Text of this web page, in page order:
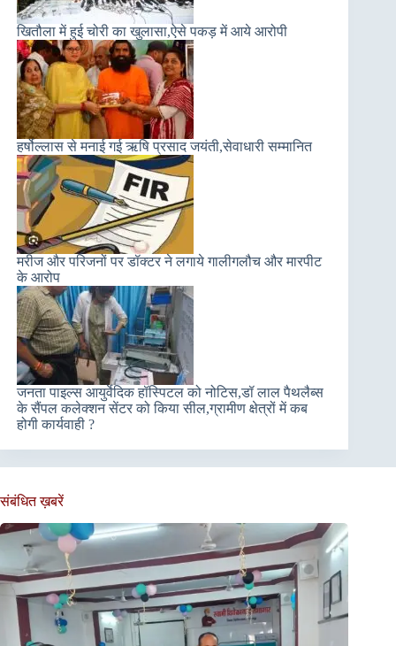
खितौला में हुई चोरी का खुलासा,ऐसे पकड़ में आये आरोपी
हर्षोल्लास से मनाई गई ऋषि प्रसाद जयंती,सेवाधारी सम्मानित
मरीज और परिजनों पर डॉक्टर ने लगाये गालीगलौच और मारपीट
के आरोप
जनता पाइल्स आयुर्वेदिक हॉस्पिटल को नोटिस,डॉ लाल पैथलैब्स
के सैंपल कलेक्शन सेंटर को किया सील,ग्रामीण क्षेत्रों में कब
होगी कार्यवाही ?
संबंधित ख़बरें